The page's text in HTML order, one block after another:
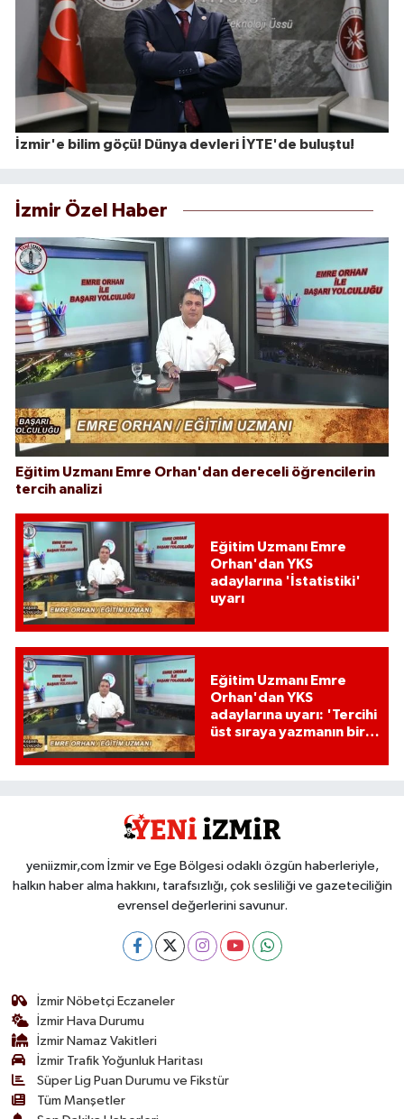
İzmir'e bilim göçü! Dünya devleri İYTE'de buluştu!
İzmir Özel Haber
Eğitim Uzmanı Emre Orhan'dan dereceli öğrencilerin
tercih analizi
Eğitim Uzmanı Emre
Orhan'dan YKS
adaylarına 'İstatistiki'
uyarı
Eğitim Uzmanı Emre
Orhan'dan YKS
adaylarına uyarı: 'Tercihi
üst sıraya yazmanın bir
yeniizmir,com İzmir ve Ege Bölgesi odaklı özgün haberleriyle,
halkın haber alma hakkını, tarafsızlığı, çok sesliliği ve gazeteciliğin
evrensel değerlerini savunur.
İzmir Nöbetçi Eczaneler
İzmir Hava Durumu
İzmir Namaz Vakitleri
İzmir Trafik Yoğunluk Haritası
Süper Lig Puan Durumu ve Fikstür
Tüm Manşetler